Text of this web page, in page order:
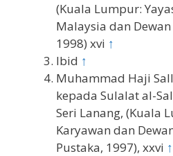
(Kuala Lumpur:
Malaysia dan
1998) xvi ↑
Ibid ↑
Muhammad Haji
kepada Sulalat al-
Seri Lanang, (Kuala
Karyawan dan
Pustaka, 1997), xxvi ↑